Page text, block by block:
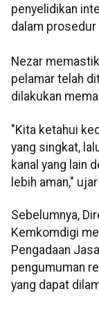
penyelidikan
dalam
Nezar
pelamar telah
dilakukan
"Kita ketahui
yang singkat,
kanal yang lain
lebih aman,"
Sebelumnya,
Kemkomdigi
Pengadaan
pengumuman
yang dapat